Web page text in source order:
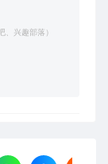
、兴趣部落）